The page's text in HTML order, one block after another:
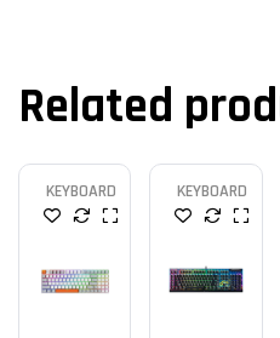
Related
KEYBOARD KEYBOARD